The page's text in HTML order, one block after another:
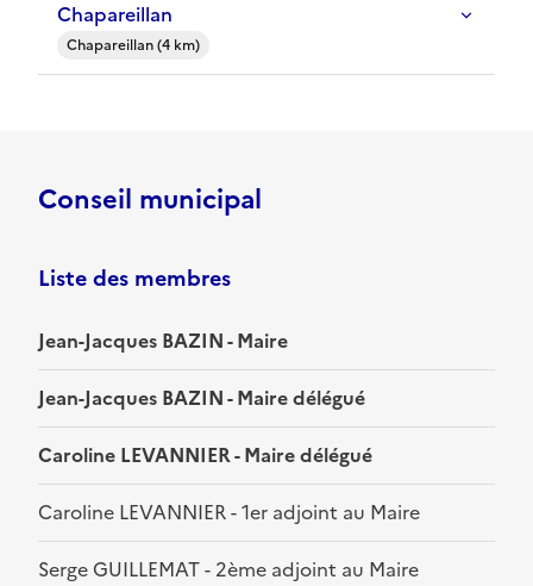
Chapareillan
Chapareillan (4 km)
Conseil municipal
Liste des membres
Jean-Jacques BAZIN - Maire
Jean-Jacques BAZIN - Maire délégué
Caroline LEVANNIER - Maire délégué
Caroline LEVANNIER - 1er adjoint au Maire
Serge GUILLEMAT - 2ème adjoint au Maire